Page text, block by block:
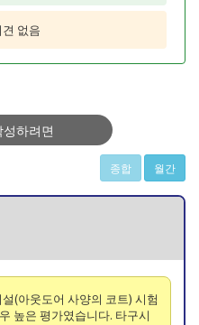
없음
하려면
종합 월간
(아웃도어 사양의 코트) 시험
높은 평가였습니다. 타구시